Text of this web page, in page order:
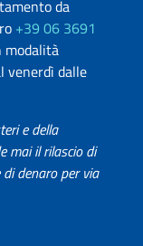
da
+39 06 3691
modalità
venerdì dalle
e della
mai il rilascio di
denaro per via